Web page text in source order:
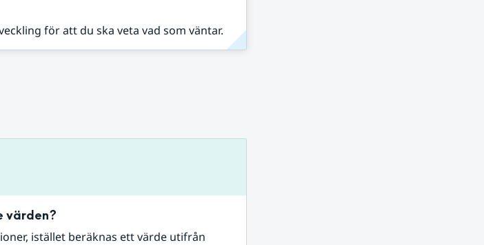
för att du ska veta vad som väntar.
värden?
istället beräknas ett värde utifrån